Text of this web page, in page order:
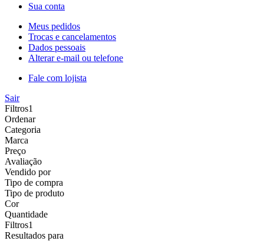
Sua conta
Meus pedidos
Trocas e cancelamentos
Dados pessoais
Alterar e-mail ou telefone
Fale com lojista
Sair
Filtros1
Ordenar
Categoria
Marca
Preço
Avaliação
Vendido por
Tipo de compra
Tipo de produto
Cor
Quantidade
Filtros1
Resultados para